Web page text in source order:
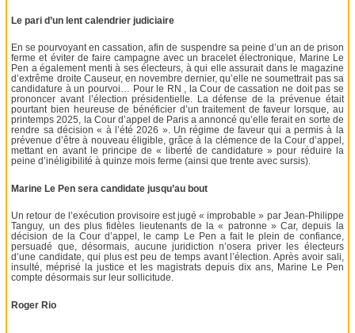
Le pari d’un lent calendrier judiciaire
En se pourvoyant en cassation, afin de suspendre sa peine d’un an de prison
ferme et éviter de faire campagne avec un bracelet électronique, Marine Le
Pen a également menti à ses électeurs, à qui elle assurait dans le magazine
d’extrême droite Causeur, en novembre dernier, qu’elle ne soumettrait pas sa
candidature à un pourvoi… Pour le RN , la Cour de cassation ne doit pas se
prononcer avant l’élection présidentielle. La défense de la prévenue était
pourtant bien heureuse de bénéficier d’un traitement de faveur lorsque, au
printemps 2025, la Cour d’appel de Paris a annoncé qu’elle ferait en sorte de
rendre sa décision « à l’été 2026 ». Un régime de faveur qui a permis à la
prévenue d’être à nouveau éligible, grâce à la clémence de la Cour d’appel,
mettant en avant le principe de « liberté de candidature » pour réduire la
peine d’inéligibilité à quinze mois ferme (ainsi que trente avec sursis).
Marine Le Pen sera candidate jusqu’au bout
Un retour de l’exécution provisoire est jugé « improbable » par Jean-Philippe
Tanguy, un des plus fidèles lieutenants de la « patronne » Car, depuis la
décision de la Cour d’appel, le camp Le Pen a fait le plein de confiance,
persuadé que, désormais, aucune juridiction n’osera priver les électeurs
d’une candidate, qui plus est peu de temps avant l’élection. Après avoir sali,
insulté, méprisé la justice et les magistrats depuis dix ans, Marine Le Pen
compte désormais sur leur sollicitude.
Roger Rio